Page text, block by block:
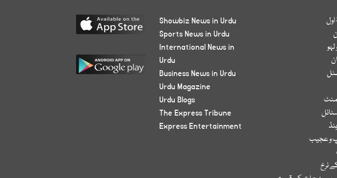
و عجیب
نرخ
Showbiz News in Urdu
Sports News in Urdu
International News in
Urdu
Business News in Urdu
Urdu Magazine
Urdu Blogs
The Express Tribune
Express Entertainment